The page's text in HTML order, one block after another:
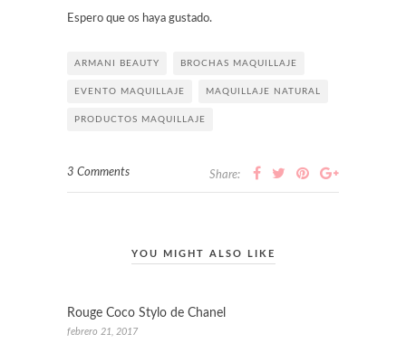
Espero que os haya gustado.
ARMANI BEAUTY BROCHAS MAQUILLAJE
EVENTO MAQUILLAJE MAQUILLAJE NATURAL
PRODUCTOS MAQUILLAJE
3 Comments Share:
YOU MIGHT ALSO LIKE
Rouge Coco Stylo de Chanel
febrero 21, 2017